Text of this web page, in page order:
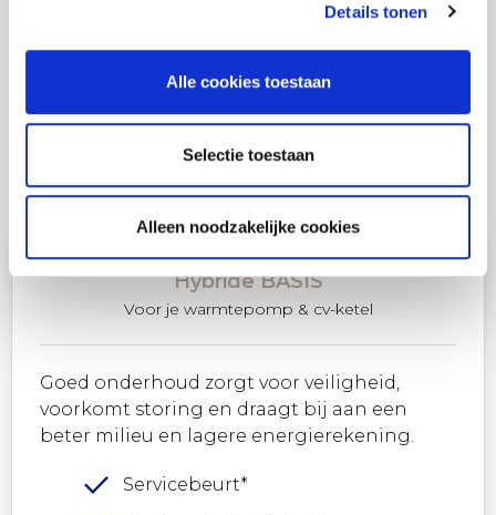
Details tonen
Alle cookies toestaan
Selectie toestaan
Alleen noodzakelijke cookies
service en garanties hierop kunnen verlenen en
Combideal cv-ketel & warmtepomp
Hybride BASIS
Voor je warmtepomp & cv-ketel
Goed onderhoud zorgt voor veiligheid,
voorkomt storing en draagt bij aan een
beter milieu en lagere energierekening.
Servicebeurt*